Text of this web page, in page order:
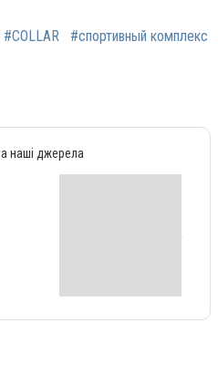
#COLLAR #спортивный комплекс
наші джерела